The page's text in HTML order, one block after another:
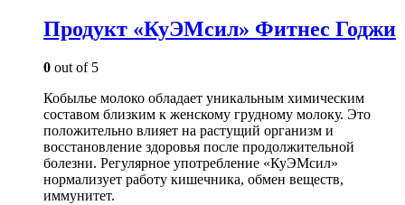
Продукт «КуЭМсил» Фитнес Годжи
0 out of 5
Кобылье молоко обладает уникальным химическим
составом близким к женскому грудному молоку. Это
положительно влияет на растущий организм и
восстановление здоровья после продолжительной
болезни. Регулярное употребление «КуЭМсил»
нормализует работу кишечника, обмен веществ,
иммунитет.